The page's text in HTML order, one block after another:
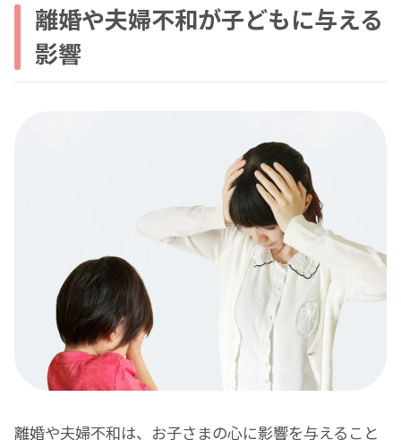
離婚や夫婦不和が子どもに与える
影響
離婚や夫婦不和は、お子さまの心に影響を与えること